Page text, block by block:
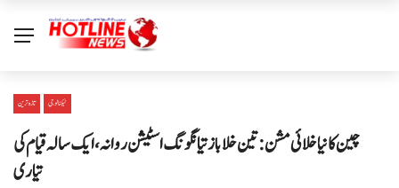
تازہ ترین ٹیکنالوجی
چین کا نیا خلائی مشن: تین خلا باز تیانگونگ اسٹیشن روانہ، ایک سالہ قیام کی
تیاری